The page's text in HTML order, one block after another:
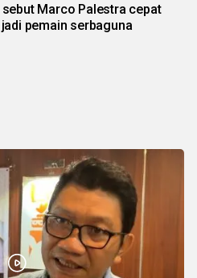
Marco Palestra cepat
pemain serbaguna